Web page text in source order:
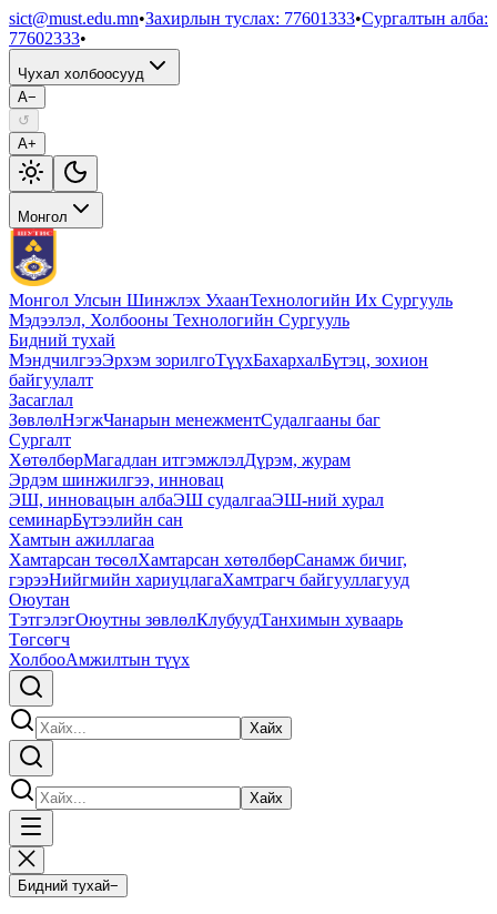
sict@must.edu.mn•Захирлын туслах: 77601333•Сургалтын алба:
77602333•
Чухал холбоосууд
A−
↺
A+
Монгол
Монгол Улсын Шинжлэх УхаанТехнологийн Их Сургууль
Мэдээлэл, Холбооны Технологийн Сургууль
Бидний тухай
МэндчилгээЭрхэм зорилгоТүүхБахархалБүтэц, зохион
байгуулалт
Засаглал
ЗөвлөлНэгжЧанарын менежментСудалгааны баг
Сургалт
ХөтөлбөрМагадлан итгэмжлэлДүрэм, журам
Эрдэм шинжилгээ, инновац
ЭШ, инновацын албаЭШ судалгааЭШ-ний хурал
семинарБүтээлийн сан
Хамтын ажиллагаа
Хамтарсан төсөлХамтарсан хөтөлбөрСанамж бичиг,
гэрээНийгмийн хариуцлагаХамтрагч байгууллагууд
Оюутан
ТэтгэлэгОюутны зөвлөлКлубуудТанхимын хуваарь
Төгсөгч
ХолбооАмжилтын түүх
Хайх
Хайх
Бидний тухай−